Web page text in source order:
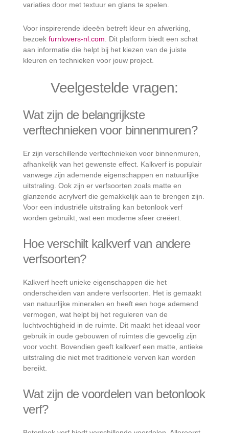
variaties door met textuur en glans te spelen.
Voor inspirerende ideeën betreft kleur en afwerking,
bezoek furnlovers-nl.com . Dit platform biedt een schat
aan informatie die helpt bij het kiezen van de juiste
kleuren en technieken voor jouw project.
Veelgestelde vragen:
Wat zijn de belangrijkste
verftechnieken voor binnenmuren?
Er zijn verschillende verftechnieken voor binnenmuren,
afhankelijk van het gewenste effect. Kalkverf is populair
vanwege zijn ademende eigenschappen en natuurlijke
uitstraling. Ook zijn er verfsoorten zoals matte en
glanzende acrylverf die gemakkelijk aan te brengen zijn.
Voor een industriële uitstraling kan betonlook verf
worden gebruikt, wat een moderne sfeer creëert.
Hoe verschilt kalkverf van andere
verfsoorten?
Kalkverf heeft unieke eigenschappen die het
onderscheiden van andere verfsoorten. Het is gemaakt
van natuurlijke mineralen en heeft een hoge ademend
vermogen, wat helpt bij het reguleren van de
luchtvochtigheid in de ruimte. Dit maakt het ideaal voor
gebruik in oude gebouwen of ruimtes die gevoelig zijn
voor vocht. Bovendien geeft kalkverf een matte, antieke
uitstraling die niet met traditionele verven kan worden
bereikt.
Wat zijn de voordelen van betonlook
verf?